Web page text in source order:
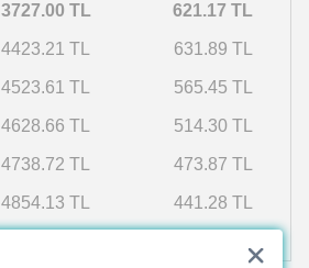
3727.00 TL 621.17 TL
4423.21 TL 631.89 TL
4523.61 TL 565.45 TL
4628.66 TL 514.30 TL
4738.72 TL 473.87 TL
4854.13 TL 441.28 TL